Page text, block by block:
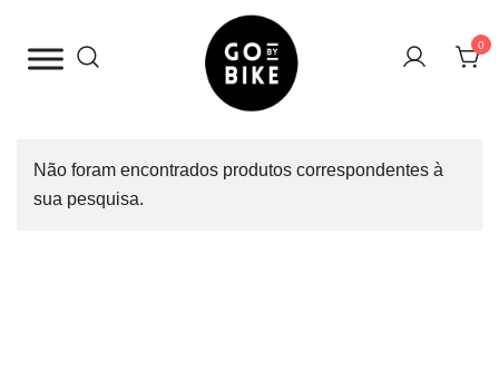
0
Não foram encontrados produtos correspondentes à
sua pesquisa.